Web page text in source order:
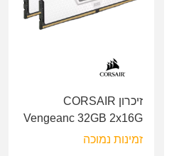
זיכרון CORSAIR
Vengeanc 32GB 2x16G
DDR5 5200Mhz RGB
זמינות נמוכה